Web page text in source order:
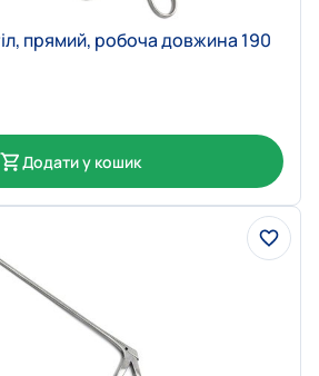
прямий, робоча довжина 190
Додати у кошик